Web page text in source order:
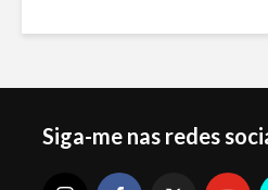
Siga-me nas redes